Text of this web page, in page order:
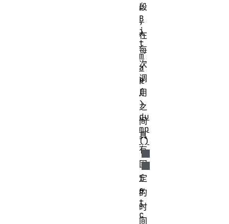
段
，
在
每
次
调
用
之
间
具
有
固
定
的
时
间
e
B
i
t
m
a
p
(
)
du
mp
()
f
e
t
c